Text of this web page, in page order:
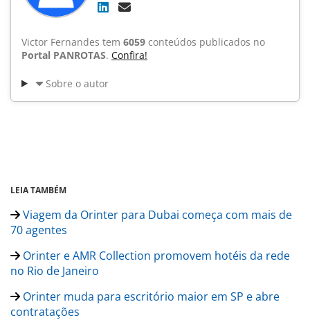
Victor Fernandes tem 6059 conteúdos publicados no
Portal PANROTAS. Confira!
Sobre o autor
LEIA TAMBÉM
Viagem da Orinter para Dubai começa com mais de
70 agentes
Orinter e AMR Collection promovem hotéis da rede
no Rio de Janeiro
Orinter muda para escritório maior em SP e abre
contratações